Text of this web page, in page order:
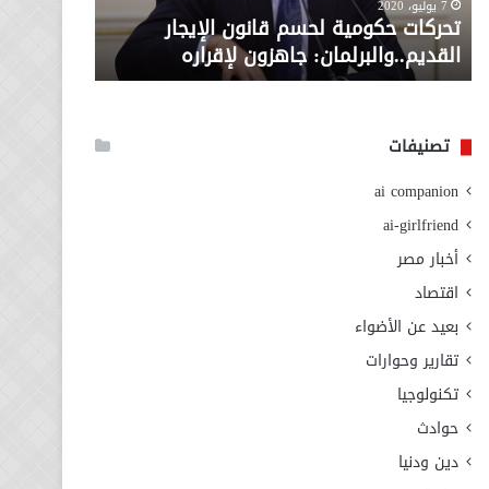
لإقراره
7 يوليو، 2020
تحركات حكومية لحسم قانون الإيجار
القديم..والبرلمان: جاهزون لإقراره
من
وزارة
الاجتماعي
تصنيفات
ai companion
ai-girlfriend
أخبار مصر
اقتصاد
بعيد عن الأضواء
تقارير وحوارات
تكنولوجيا
حوادث
دين ودنيا